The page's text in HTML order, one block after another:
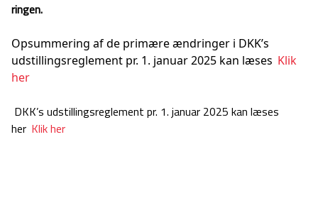
ringen.
Opsummering af de primære ændringer i DKK’s
udstillingsreglement pr. 1. januar 2025 kan læses Klik
her
DKK’s udstillingsreglement pr. 1. januar 2025 kan læses
her Klik her